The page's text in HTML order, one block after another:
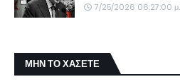
7/25/2026 06:27:00
ΜΗΝ ΤΟ ΧΑΣΕΤΕ